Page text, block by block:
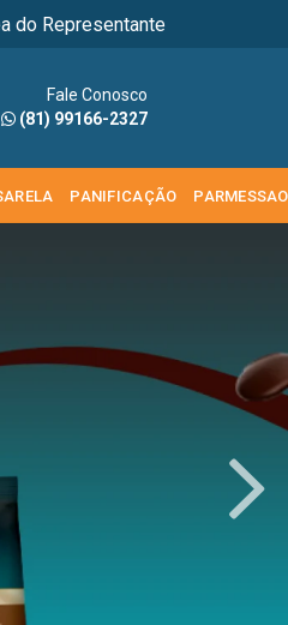
do Representante
Fale Conosco
(81) 99166-2327
PANIFICAÇÃO PARMESSAO